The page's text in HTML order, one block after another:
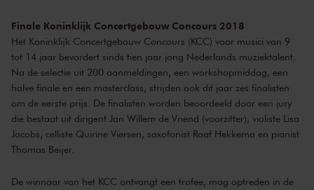
Finale Koninklijk Concertgebouw Concours 2018
Het Koninklijk Concertgebouw Concours (KCC) voor musici van 9
tot 14 jaar bevordert sinds tien jaar jong Nederlands muziektalent.
Na de selectie uit 200 aanmeldingen, een workshopmiddag, een
halve finale en een masterclass, strijden ook dit jaar zes finalisten
om de eerste prijs. De finalisten worden beoordeeld door een jury
die bestaat uit dirigent Jan Willem de Vriend (voorzitter), violiste Lisa
Jacobs, celliste Quirine Viersen, saxofonist Raaf Hekkema en pianist
Thomas Beijer.
De winnaar van het KCC ontvangt een trofee, mag optreden in de